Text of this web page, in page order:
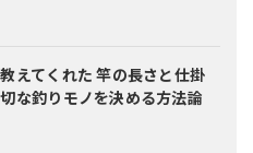
えてくれた竿の長さと仕掛
な釣りモノを決める方法論